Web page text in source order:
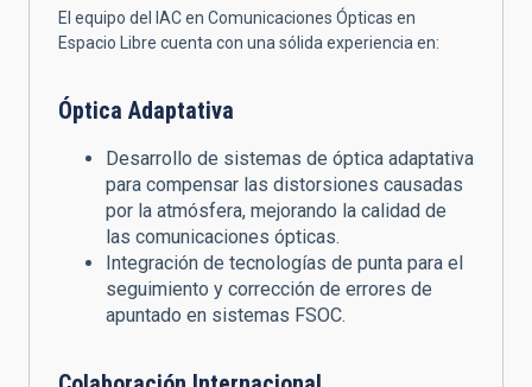
El equipo del IAC en Comunicaciones Ópticas en
Espacio Libre cuenta con una sólida experiencia en:
Óptica Adaptativa
Desarrollo de sistemas de óptica adaptativa
para compensar las distorsiones causadas
por la atmósfera, mejorando la calidad de
las comunicaciones ópticas.
Integración de tecnologías de punta para el
seguimiento y corrección de errores de
apuntado en sistemas FSOC.